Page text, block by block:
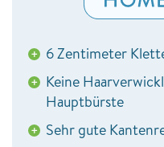
+ 6 Zentimeter
+ Keine
Hauptbürste
+ Sehr gute